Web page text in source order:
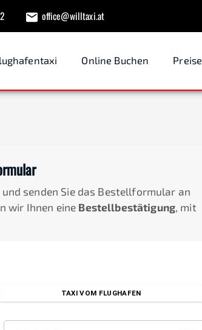
office@willtaxi.at
Online Buchen Preise
senden Sie das Bestellformular an
wir Ihnen eine Bestellbestätigung, mit
TAXI VOM FLUGHAFEN